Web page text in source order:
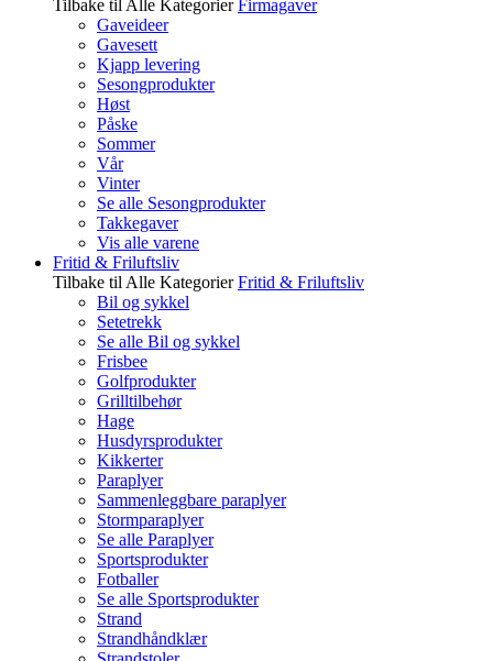
Tilbake til Alle Kategorier Firmagaver
Gaveideer
Gavesett
Kjapp levering
Sesongprodukter
Høst
Påske
Sommer
Vår
Vinter
Se alle Sesongprodukter
Takkegaver
Vis alle varene
Fritid & Friluftsliv
Tilbake til Alle Kategorier Fritid & Friluftsliv
Bil og sykkel
Setetrekk
Se alle Bil og sykkel
Frisbee
Golfprodukter
Grilltilbehør
Hage
Husdyrsprodukter
Kikkerter
Paraplyer
Sammenleggbare paraplyer
Stormparaplyer
Se alle Paraplyer
Sportsprodukter
Fotballer
Se alle Sportsprodukter
Strand
Strandhåndklær